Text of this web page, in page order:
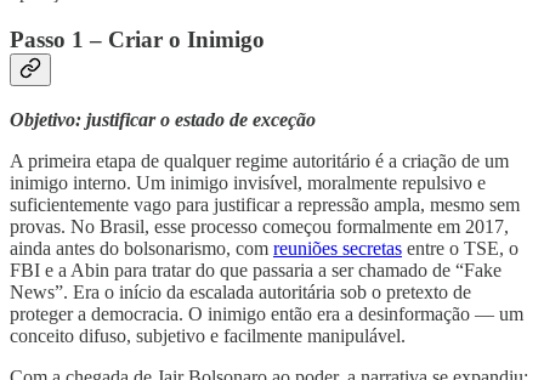
Passo 1 – Criar o Inimigo
Objetivo: justificar o estado de exceção
A primeira etapa de qualquer regime autoritário é a criação de um
inimigo interno. Um inimigo invisível, moralmente repulsivo e
suficientemente vago para justificar a repressão ampla, mesmo sem
provas. No Brasil, esse processo começou formalmente em 2017,
ainda antes do bolsonarismo, com reuniões secretas entre o TSE, o
FBI e a Abin para tratar do que passaria a ser chamado de “Fake
News”. Era o início da escalada autoritária sob o pretexto de
proteger a democracia. O inimigo então era a desinformação — um
conceito difuso, subjetivo e facilmente manipulável.